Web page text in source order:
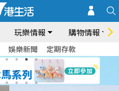
玩樂情報 購物情報
娛樂新聞 定期存款